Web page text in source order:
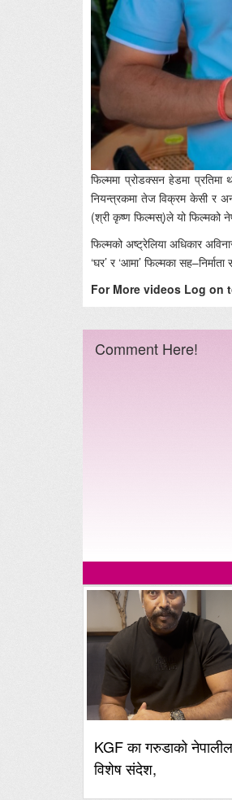
फिल्ममा प्रोडक्सन हेडमा प्रतिमा
नियन्त्रकमा तेज विक्रम केसी र
(श्री कृष्ण फिल्मस्)ले यो फिल्मको
फिल्मको अष्ट्रेलिया अधिकार
‘घर’ र ‘आमा’ फिल्मका
For More videos Log on
Comment Here!
KGF का गरुडाको
विशेष संदेश,